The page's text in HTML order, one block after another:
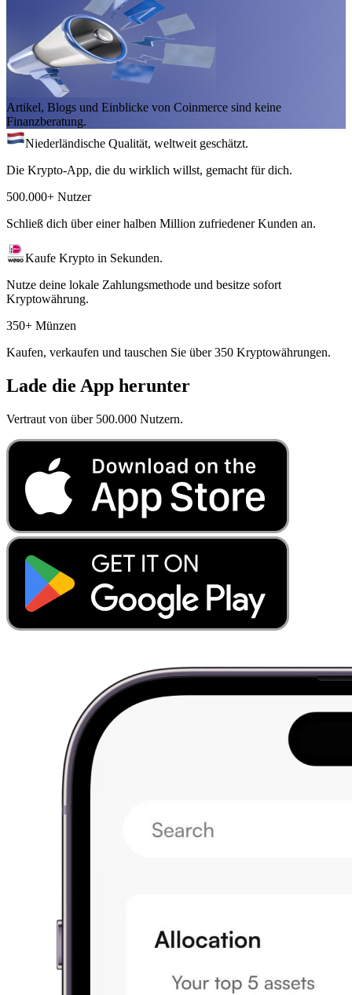
Artikel, Blogs und Einblicke von Coinmerce sind keine
Finanzberatung.
Niederländische Qualität, weltweit geschätzt.
Die Krypto-App, die du wirklich willst, gemacht für dich.
500.000+ Nutzer
Schließ dich über einer halben Million zufriedener Kunden an.
Kaufe Krypto in Sekunden.
Nutze deine lokale Zahlungsmethode und besitze sofort
Kryptowährung.
350+ Münzen
Kaufen, verkaufen und tauschen Sie über 350 Kryptowährungen.
Lade die App herunter
Vertraut von über 500.000 Nutzern.